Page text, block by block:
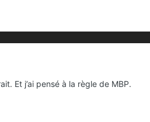
Et j’ai pensé à la règle de MBP.